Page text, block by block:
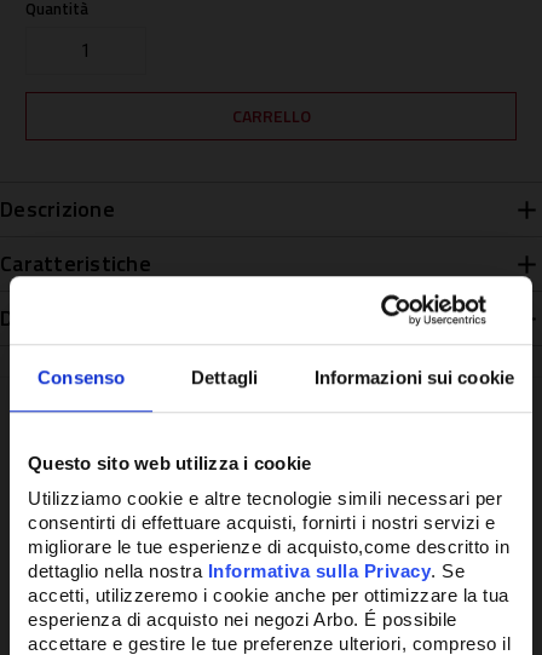
Consenso Dettagli Informazioni sui cookie
Questo sito web utilizza i cookie
Utilizziamo cookie e altre tecnologie simili necessari per
consentirti di effettuare acquisti, fornirti i nostri servizi e
migliorare le tue esperienze di acquisto,come descritto in
dettaglio nella nostra Informativa sulla Privacy. Se
accetti, utilizzeremo i cookie anche per ottimizzare la tua
esperienza di acquisto nei negozi Arbo. É possibile
accettare e gestire le tue preferenze ulteriori, compreso il
Quantità
Descrizione
Caratteristiche
Disponibilità
Potrebbe anche interessarti